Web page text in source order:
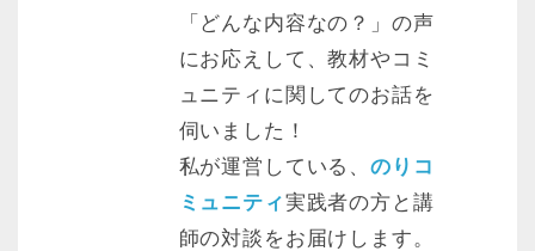
「どんな内容なの？」の声
にお応えして、教材やコミ
ュニティに関してのお話を
伺いました！
私が運営している、のりコ
ミュニティ実践者の方と講
師の対談をお届けします。